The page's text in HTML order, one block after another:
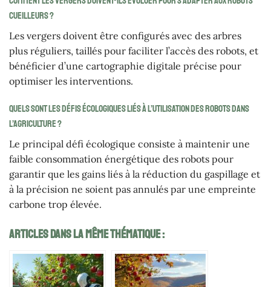
cueilleurs ?
Les vergers doivent être configurés avec des arbres
plus réguliers, taillés pour faciliter l’accès des robots, et
bénéficier d’une cartographie digitale précise pour
optimiser les interventions.
Quels sont les défis écologiques liés à l’utilisation des robots dans
l’agriculture ?
Le principal défi écologique consiste à maintenir une
faible consommation énergétique des robots pour
garantir que les gains liés à la réduction du gaspillage et
à la précision ne soient pas annulés par une empreinte
carbone trop élevée.
Articles Dans La Même Thématique :